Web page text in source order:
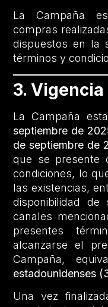
La Campaña
compras
dispuestos en la
términos y
3. Vigencia
La Campaña
septiembre de
de septiembre de
que se presente
condiciones, lo
las existencias,
disponibilidad
canales
presentes
alcanzarse el
Campaña,
estadounidenses
Una vez